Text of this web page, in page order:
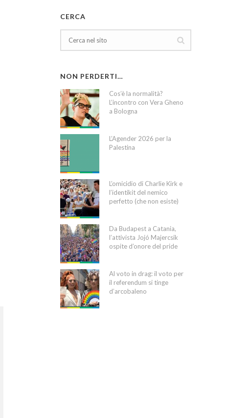
CERCA
NON PERDERTI…
Cos’è la normalità?
L’incontro con Vera Gheno
a Bologna
L’Agender 2026 per la
Palestina
L’omicidio di Charlie Kirk e
l’identikit del nemico
perfetto (che non esiste)
Da Budapest a Catania,
l’attivista Jojó Majercsik
ospite d’onore del pride
Al voto in drag: il voto per
il referendum si tinge
d’arcobaleno